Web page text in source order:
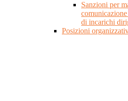
Sanzioni per
di incarichi
Posizioni